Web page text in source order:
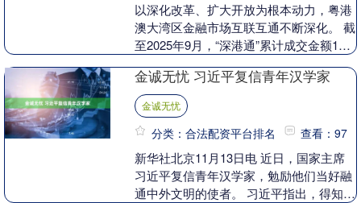
以深化改革、扩大开放为根本动力，粤港
澳大湾区金融市场互联互通不断深化。 截
至2025年9月，“深港通”累计成交金额125
的“主....
金诚无忧 习近平复信青年汉学家
金诚无忧
分类：合法配资平台排名 查看：97
新华社北京11月13日电 近日，国家主席
习近平复信青年汉学家，勉励他们当好融
通中外文明的使者。 习近平指出，得知你